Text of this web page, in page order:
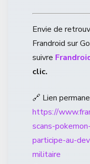
Envie de
Frandroid sur
suivre
clic.
🔗 Lien
https://
scans-
participe-au-
militaire